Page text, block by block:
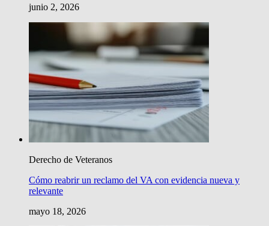
junio 2, 2026
Derecho de Veteranos
Cómo reabrir un reclamo del VA con evidencia nueva y
relevante
mayo 18, 2026